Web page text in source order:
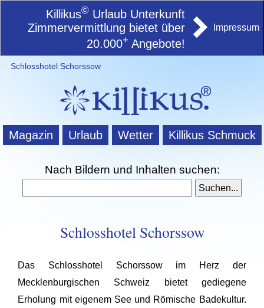
Killikus© Urlaub Unterkunft
Zimmervermittlung bietet über
20.000+ Angebote!
Impressum
Schlosshotel Schorssow
Magazin Urlaub Wetter Killikus Schmuck
Nach Bildern und Inhalten suchen:
Schlosshotel Schorssow
Das Schlosshotel Schorssow im Herz der
Mecklenburgischen Schweiz bietet gediegene
Erholung mit eigenem See und Römische Badekultur.